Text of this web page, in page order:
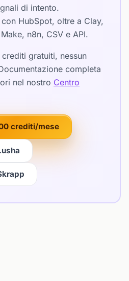
di intento.
HubSpot, oltre a Clay,
n8n, CSV e API.
crediti gratuiti, nessun
completa
nel nostro Centro
crediti/mese